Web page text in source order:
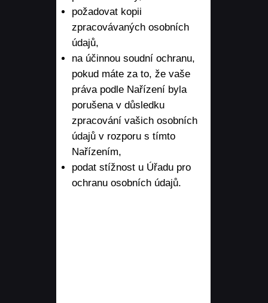
požadovat kopii
zpracovávaných osobních
údajů,
na účinnou soudní ochranu,
pokud máte za to, že vaše
práva podle Nařízení byla
porušena v důsledku
zpracování vašich osobních
údajů v rozporu s tímto
Nařízením,
podat stížnost u Úřadu pro
ochranu osobních údajů.